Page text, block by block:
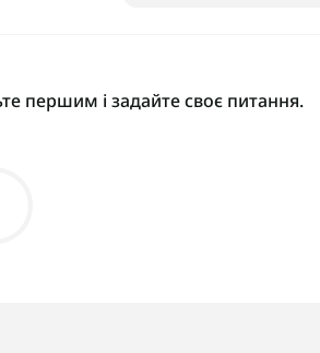
першим і задайте своє питання.